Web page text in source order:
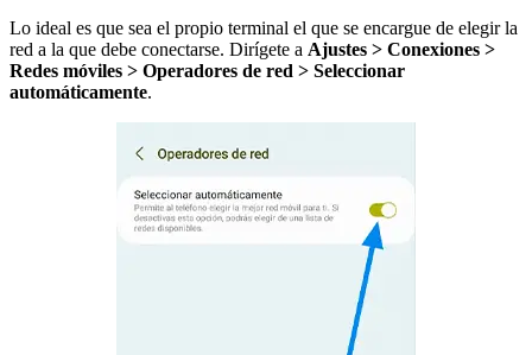
Lo ideal es que sea el propio terminal el que se encargue de elegir la
red a la que debe conectarse. Dirígete a Ajustes > Conexiones >
Redes móviles > Operadores de red > Seleccionar
automáticamente.